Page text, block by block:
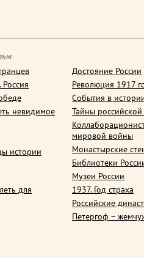
невидимое
истории
для
Достояние России
Революция 1917
События в
Тайны
мировой войны
Монастырские
Библиотеки
Музеи России
1937. Год страха
Российские
Петергоф –